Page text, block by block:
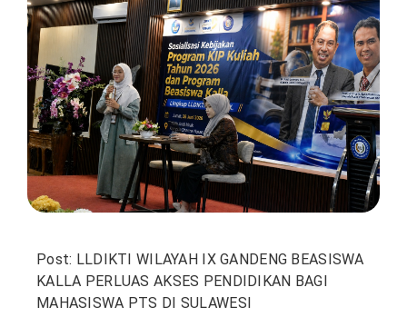
Post: LLDIKTI WILAYAH IX GANDENG BEASISWA
KALLA PERLUAS AKSES PENDIDIKAN BAGI
MAHASISWA PTS DI SULAWESI